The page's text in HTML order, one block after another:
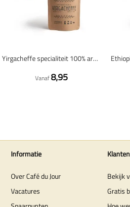
Yirgacheffe specialiteit 100% arabica - Verse koffiebonen
Vanaf8,95
Informatie
Over Café du Jour
Vacatures
Bekijk
Gratis